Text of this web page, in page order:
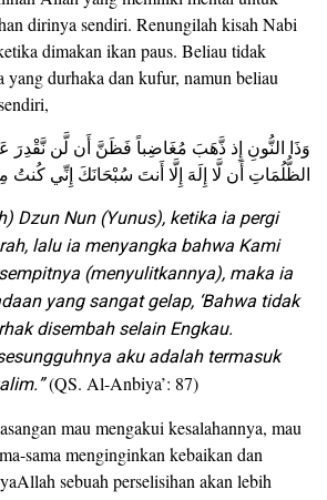
dirinya sendiri. Renungilah kisah Nabi
dimakan ikan paus. Beliau tidak
yang durhaka dan kufur, namun beliau
وَذَا النُّونِ إِذ ذَّهَبَ مُغَاضِباً فَظَنَّ أَن لَّن نَّقْدِرَ
الظُّلُمَاتِ أَن لَّا إِلَهَ إِلَّا أَنتَ سُبْحَانَكَ إِنِّي كُنتُ
Dzun Nun (Yunus), ketika ia pergi
lalu ia menyangka bahwa Kami
(menyulitkannya), maka ia
yang sangat gelap, ‘Bahwa tidak
disembah selain Engkau.
aku adalah termasuk
(QS. Al-Anbiya’: 87)
mau mengakui kesalahannya, mau
sama menginginkan kebaikan dan
sebuah perselisihan akan lebih